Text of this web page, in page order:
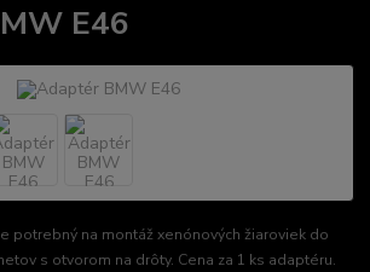
E46
potrebný na montáž xenónových žiaroviek do
s otvorom na drôty. Cena za 1 ks adaptéru.